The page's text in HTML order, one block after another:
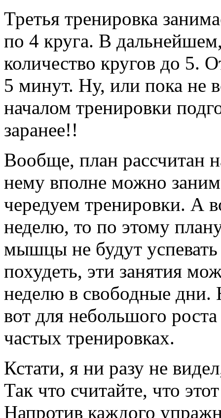
Третья тренировка
по 4 круга. В
количество кругов до 5.
5 минут. Ну, или пока не
началом тренировки
заранее!!
Вообще, план рассчитан
нему вполне можно
чередуем тренировки. А
неделю, то по этому
мышцы не будут успевать
похудеть, эти занятия
неделю в свободные дни.
вот для небольшого
частых тренировках.
Кстати, я ни разу не
Так что считайте, что
Напротив каждого